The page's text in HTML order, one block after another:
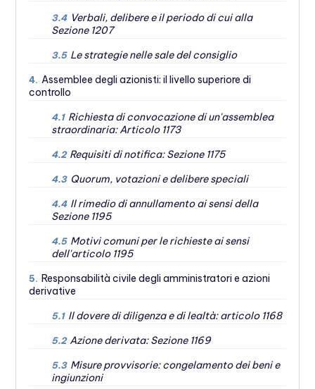
3.4 Verbali, delibere e il periodo di cui alla
Sezione 1207
3.5 Le strategie nelle sale del consiglio
4. Assemblee degli azionisti: il livello superiore di
controllo
4.1 Richiesta di convocazione di un'assemblea
straordinaria: Articolo 1173
4.2 Requisiti di notifica: Sezione 1175
4.3 Quorum, votazioni e delibere speciali
4.4 Il rimedio di annullamento ai sensi della
Sezione 1195
4.5 Motivi comuni per le richieste ai sensi
dell'articolo 1195
5. Responsabilità civile degli amministratori e azioni
derivative
5.1 Il dovere di diligenza e di lealtà: articolo 1168
5.2 Azione derivata: Sezione 1169
5.3 Misure provvisorie: congelamento dei beni e
ingiunzioni